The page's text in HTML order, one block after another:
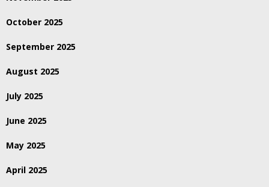
October 2025
September 2025
August 2025
July 2025
June 2025
May 2025
April 2025